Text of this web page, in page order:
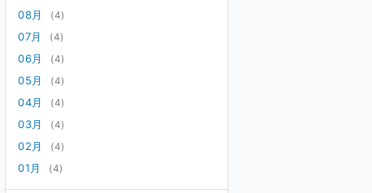
02月 (5)
01月 (5)
04月 (5)
03月 (4)
02月 (4)
01月 (4)
06月 (4)
05月 (4)
04月 (4)
03月 (4)
02月 (4)
01月 (4)
08月 (4)
07月 (4)
06月 (4)
05月 (4)
04月 (4)
03月 (4)
02月 (4)
01月 (4)